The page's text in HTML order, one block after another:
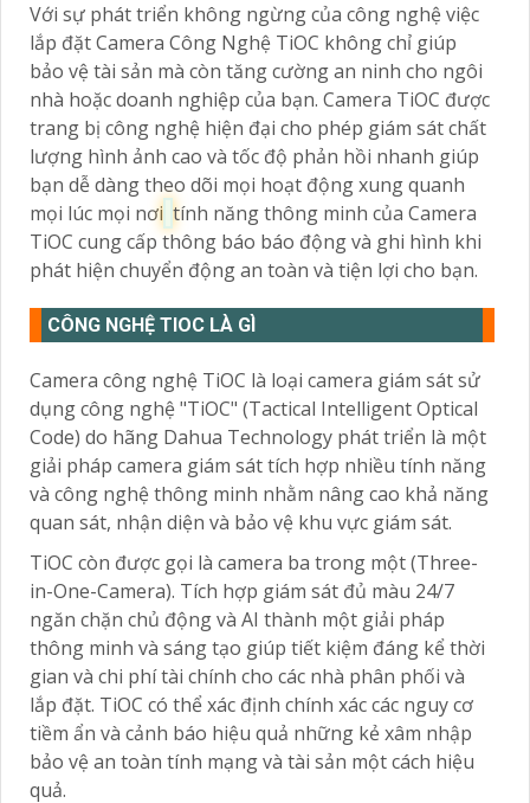
Với sự phát triển không ngừng của công nghệ việc
lắp đặt Camera Công Nghệ TiOC không chỉ giúp
bảo vệ tài sản mà còn tăng cường an ninh cho ngôi
nhà hoặc doanh nghiệp của bạn. Camera TiOC được
trang bị công nghệ hiện đại cho phép giám sát chất
lượng hình ảnh cao và tốc độ phản hồi nhanh giúp
bạn dễ dàng theo dõi mọi hoạt động xung quanh
mọi lúc mọi nơi tính năng thông minh của Camera
TiOC cung cấp thông báo báo động và ghi hình khi
phát hiện chuyển động an toàn và tiện lợi cho bạn.
CÔNG NGHỆ TIOC LÀ GÌ
Camera công nghệ TiOC là loại camera giám sát sử
dụng công nghệ "TiOC" (Tactical Intelligent Optical
Code) do hãng Dahua Technology phát triển là một
giải pháp camera giám sát tích hợp nhiều tính năng
và công nghệ thông minh nhằm nâng cao khả năng
quan sát, nhận diện và bảo vệ khu vực giám sát.
TiOC còn được gọi là camera ba trong một (Three-
in-One-Camera). Tích hợp giám sát đủ màu 24/7
ngăn chặn chủ động và AI thành một giải pháp
thông minh và sáng tạo giúp tiết kiệm đáng kể thời
gian và chi phí tài chính cho các nhà phân phối và
lắp đặt. TiOC có thể xác định chính xác các nguy cơ
tiềm ẩn và cảnh báo hiệu quả những kẻ xâm nhập
bảo vệ an toàn tính mạng và tài sản một cách hiệu
quả.